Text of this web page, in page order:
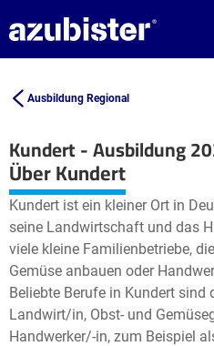
Ausbildung Regional
Kundert - Ausbildung
+
−
Über Kundert
Kundert ist ein kleiner Ort in
seine Landwirtschaft und das
viele kleine Familienbetriebe,
Gemüse anbauen oder
Beliebte Berufe in Kundert sind
Landwirt/in, Obst- und
Handwerker/-in, zum Beispiel